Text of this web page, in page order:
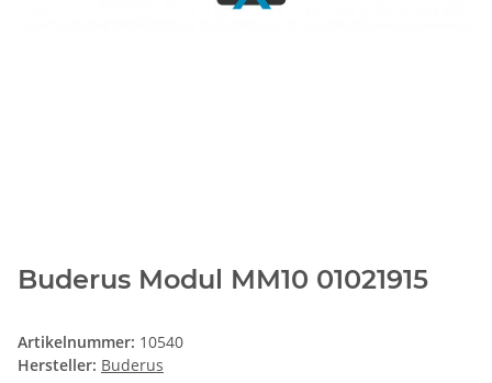
Buderus Modul MM10 01021915
Artikelnummer: 10540
Hersteller: Buderus